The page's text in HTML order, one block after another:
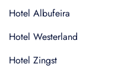
Hotel Albufeira
Hotel Westerland
Hotel Zingst